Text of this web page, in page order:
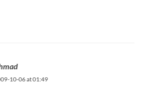
10-06 at 01:49